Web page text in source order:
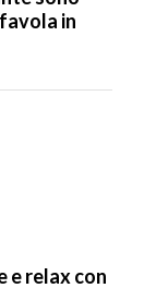
in
e relax con